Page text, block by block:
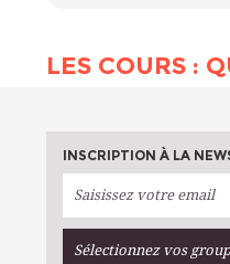
LES COURS :
INSCRIPTION À LA
Sélectionnez vos